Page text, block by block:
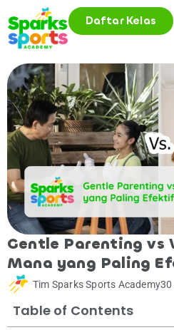
Daftar Kelas
Gentle Parenting vs
Mana yang Paling
Tim Sparks Sports Academy30
Table of Contents